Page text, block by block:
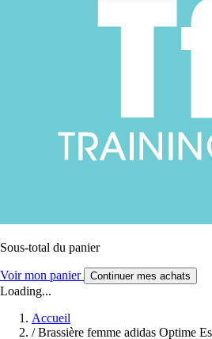
Sous-total du panier
Voir mon panier Continuer mes achats
Loading...
Accueil
/ Brassière femme adidas Optime